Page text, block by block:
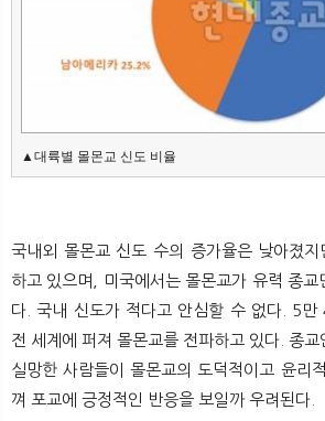
▲대륙별 몰몬교 신도 비율
국내외 몰몬교 신도 수의 증가율은 낮아졌
하고 있으며, 미국에서는 몰몬교가 유력 종교
다. 국내 신도가 적다고 안심할 수 없다. 5
전 세계에 퍼져 몰몬교를 전파하고 있다. 종교
실망한 사람들이 몰몬교의 도덕적이고 윤리
껴 포교에 긍정적인 반응을 보일까 우려된다.